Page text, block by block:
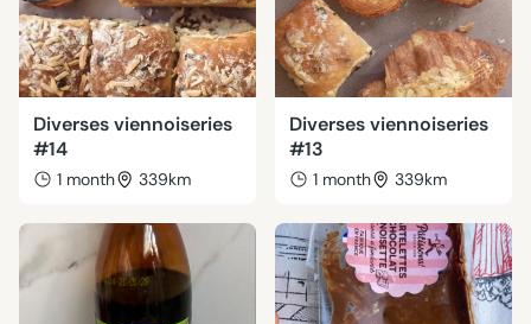
Diverses viennoiseries
#14
1 month 339km
Diverses viennoiseries
#13
1 month 339km